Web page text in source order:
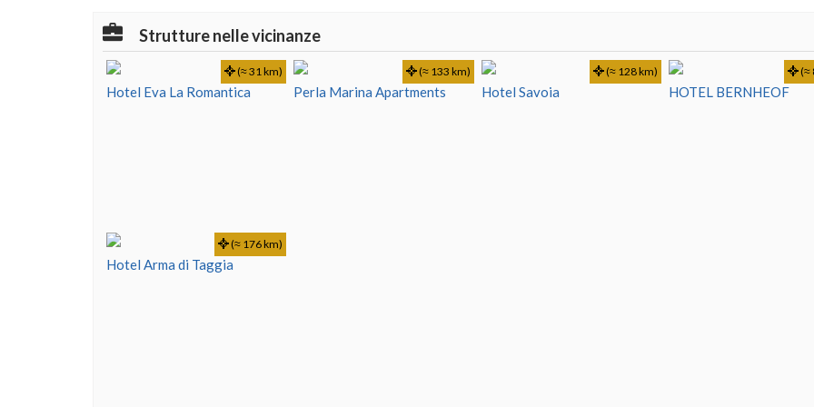
Strutture nelle vicinanze
Hotel Eva La Romantica
(≈ 31 km)
Perla Marina Apartments
(≈ 133 km)
Hotel Savoia
(≈ 128 km)
HOTEL BERNHEOF
(≈
Hotel Arma di Taggia
(≈ 176 km)